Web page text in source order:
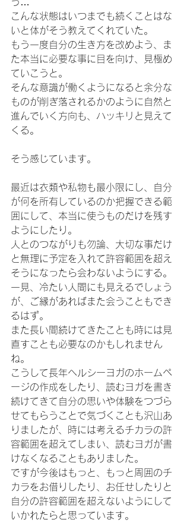
こんな状態はいつまでも続くことはな
いと体がそう教えてくれていた。
もう一度自分の生き方を改めよう、ま
た本当に必要な事に目を向け、見極め
ていこうと。
そんな意識が働くようになると余分な
ものが削ぎ落されるかのように自然と
進んでいく方向も、ハッキリと見えて
くる。
そう感じています。
最近は衣類や私物も最小限にし、自分
が何を所有しているのか把握できる範
囲にして、本当に使うものだけを残す
ようにしたり。
人とのつながりも勿論、大切な事だけ
と無理に予定を入れて許容範囲を超え
そうになったら会わないようにする。
一見、冷たい人間にも見えるでしょう
が、ご縁があればまた会うこともでき
るはず。
また長い間続けてきたことも時には見
直すことも必要なのかもしれません
ね。
こうして長年ヘルシーヨガのホームペ
ージの作成をしたり、読むヨガを書き
続けてきて自分の思いや体験をつづら
せてもらうことで気づくことも沢山あ
りましたが、時には考えるチカラの許
容範囲を超えてしまい、読むヨガが書
けなくなることもありました。
ですが今後はもっと、もっと周囲のチ
カラをお借りしたり、お任せしたりと
自分の許容範囲を超えないようにして
いかれたらと思っています。